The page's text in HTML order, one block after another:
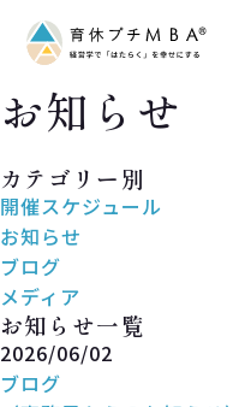
お知らせ
カテゴリー別
開催スケジュール
お知らせ
ブログ
メディア
お知らせ一覧
2026/06/02
ブログ